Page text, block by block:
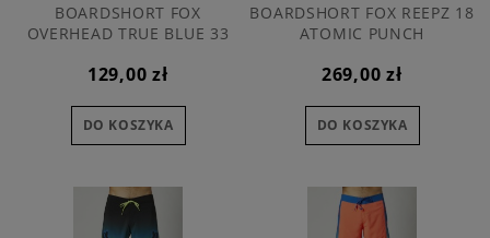
BOARDSHORT FOX
OVERHEAD TRUE BLUE 33
129,00 zł
DO KOSZYKA
BOARDSHORT FOX REEPZ 18
ATOMIC PUNCH
269,00 zł
DO KOSZYKA